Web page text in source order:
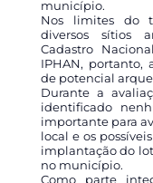
município.
Nos limites do
diversos sítios
Cadastro
IPHAN, portanto,
de potencial
Durante a
identificado
importante para
local e os
implantação do
no município.
Como parte